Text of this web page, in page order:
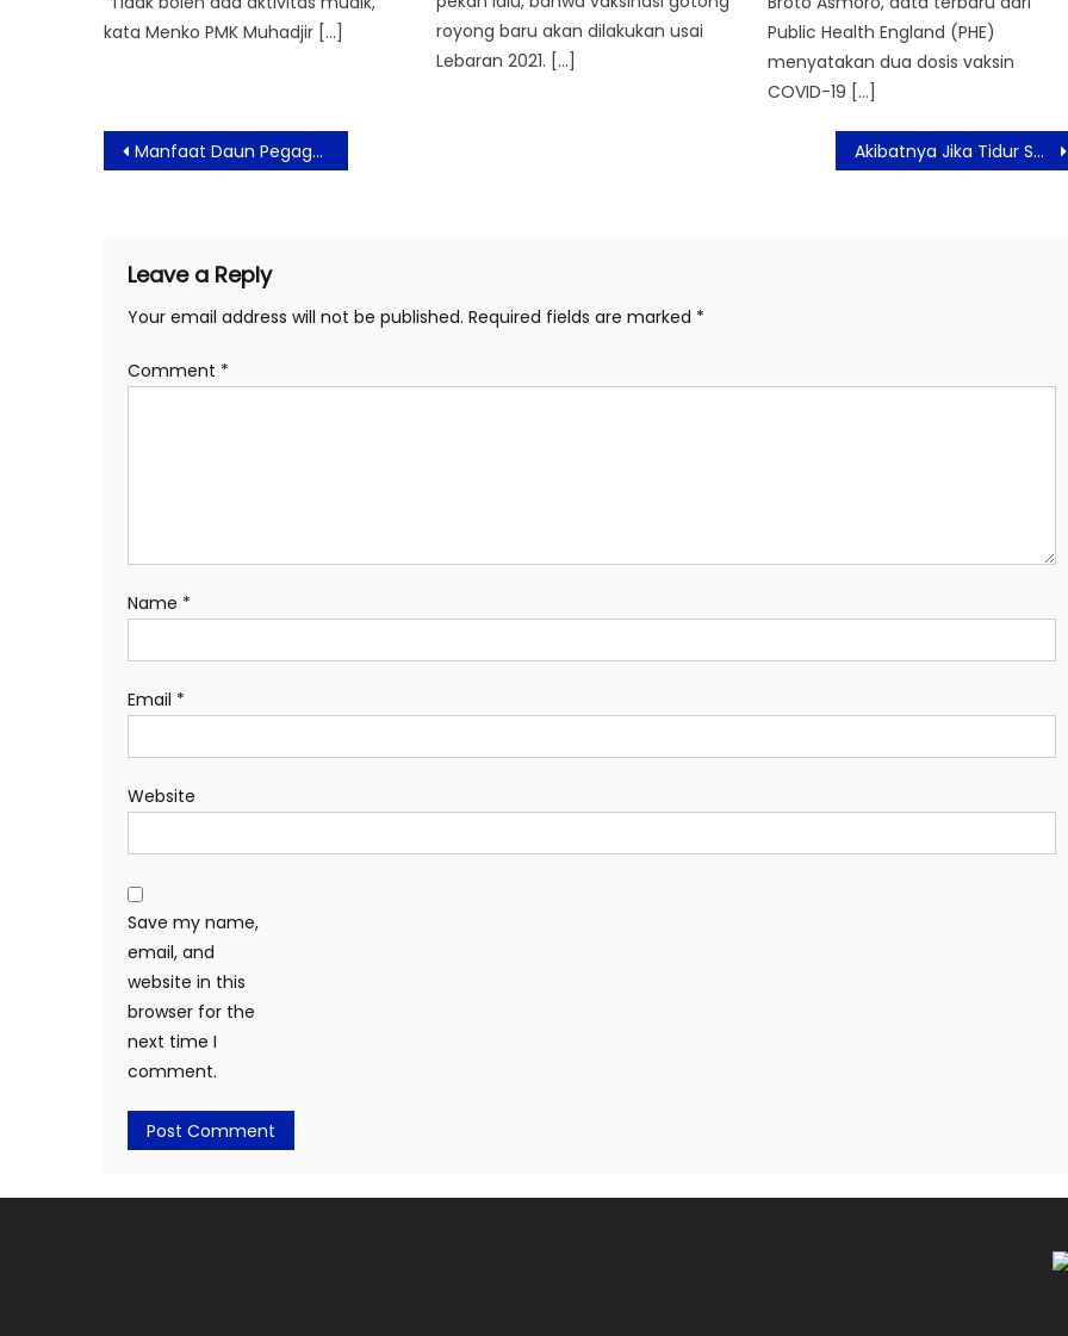
kata Menko PMK Muhadjir […]
royong baru akan dilakukan usai
Lebaran 2021. […]
Public Health England (PHE)
menyatakan dua dosis vaksin
COVID-19 […]
Post
navigation
Manfaat Daun Pegagan untuk Kesehatan Akibatnya Jika Tidur Setelah Menangis
Leave a Reply
Your email address will not be published. Required fields are marked *
Comment *
Name *
Email *
Website
Save my name,
email, and
website in this
browser for the
next time I
comment.